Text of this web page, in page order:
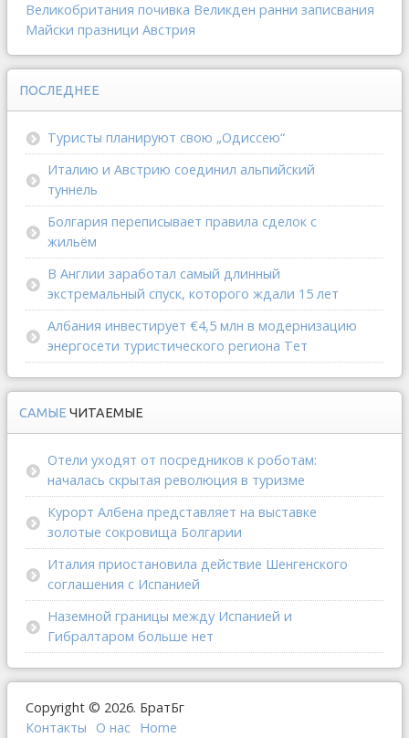
Великобритания почивка Великден ранни записвания
Майски празници Австрия
ПОСЛЕДНЕЕ
Туристы планируют свою „Одиссею“
Италию и Австрию соединил альпийский
туннель
Болгария переписывает правила сделок с
жильём
В Англии заработал самый длинный
экстремальный спуск, которого ждали 15 лет
Албания инвестирует €4,5 млн в модернизацию
энергосети туристического региона Тет
САМЫЕ ЧИТАЕМЫЕ
Отели уходят от посредников к роботам:
началась скрытая революция в туризме
Курорт Албена представляет на выставке
золотые сокровища Болгарии
Италия приостановила действие Шенгенского
соглашения с Испанией
Наземной границы между Испанией и
Гибралтаром больше нет
Copyright © 2026. БратБг
Контакты
О наc Home